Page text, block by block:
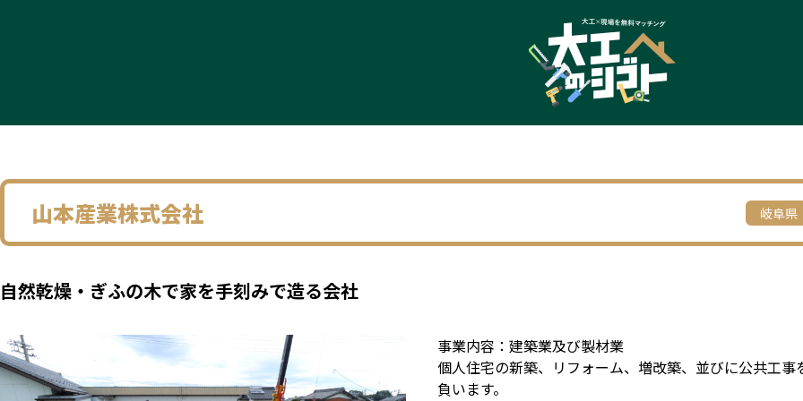
山本産業株式会社 岐阜県
自然乾燥・ぎふの木で家を手刻みで造る会社
事業内容：建築業及び製材業
個人住宅の新築、リフォーム、増改築、並びに公共工事
負います。